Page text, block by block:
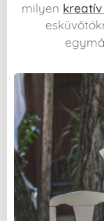
milyen